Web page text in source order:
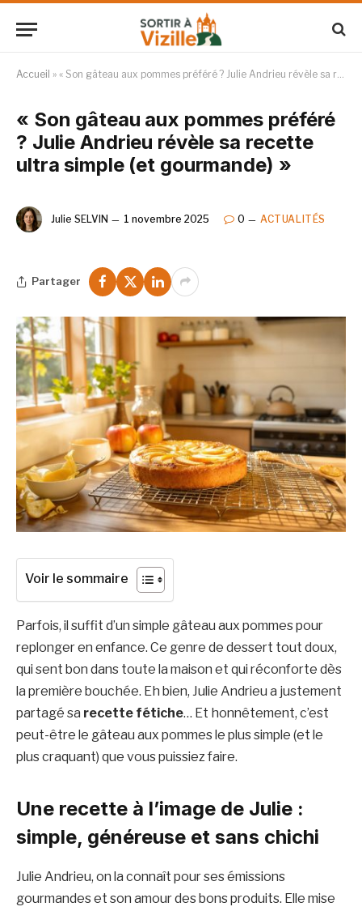
Accueil » « Son gâteau aux pommes préféré ? Julie Andrieu révèle sa recette ultra simple (et gourmande) »
« Son gâteau aux pommes préféré
? Julie Andrieu révèle sa recette
ultra simple (et gourmande) »
Julie SELVIN 1 novembre 2025 0 ACTUALITÉS
Partager
Voir le sommaire
Parfois, il suffit d’un simple gâteau aux pommes pour
replonger en enfance. Ce genre de dessert tout doux,
qui sent bon dans toute la maison et qui réconforte dès
la première bouchée. Eh bien, Julie Andrieu a justement
partagé sa recette fétiche… Et honnêtement, c’est
peut-être le gâteau aux pommes le plus simple (et le
plus craquant) que vous puissiez faire.
Une recette à l’image de Julie :
simple, généreuse et sans chichi
Julie Andrieu, on la connaît pour ses émissions
gourmandes et son amour des bons produits. Elle mise